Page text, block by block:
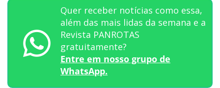
Quer receber notícias como essa,
além das mais lidas da semana e a
Revista PANROTAS
gratuitamente?
Entre em nosso grupo de
WhatsApp.